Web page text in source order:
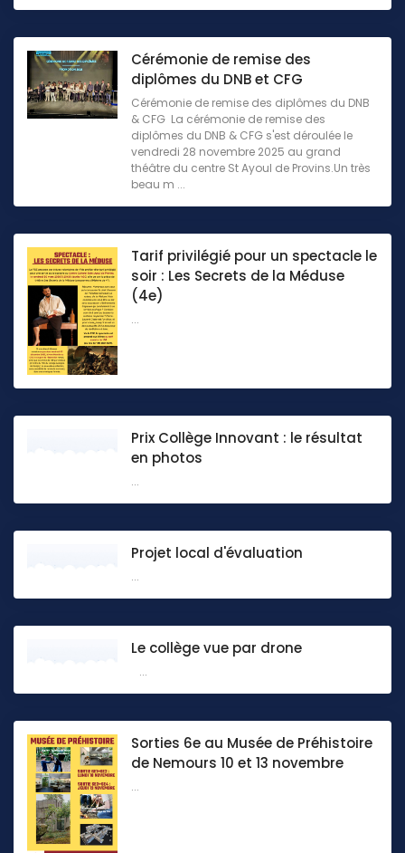
Cérémonie de remise des
diplômes du DNB et CFG
Cérémonie de remise des diplômes du DNB
& CFG La cérémonie de remise des
diplômes du DNB & CFG s'est déroulée le
vendredi 28 novembre 2025 au grand
théâtre du centre St Ayoul de Provins.Un très
beau m ...
Tarif privilégié pour un spectacle le
soir : Les Secrets de la Méduse
(4e)
...
Prix Collège Innovant : le résultat
en photos
...
Projet local d'évaluation
...
Le collège vue par drone
...
Sorties 6e au Musée de Préhistoire
de Nemours 10 et 13 novembre
...